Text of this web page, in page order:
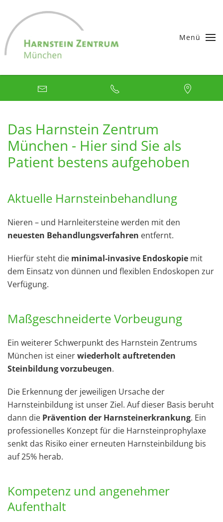
Skip to main content
Menü
Das Harnstein Zentrum
München - Hier sind Sie als
Patient bestens aufgehoben
Aktuelle Harnsteinbehandlung
Nieren – und Harnleitersteine werden mit den
neuesten Behandlungsverfahren entfernt.
Hierfür steht die minimal-invasive Endoskopie mit
dem Einsatz von dünnen und flexiblen Endoskopen zur
Verfügung.
Maßgeschneiderte Vorbeugung
Ein weiterer Schwerpunkt des Harnstein Zentrums
München ist einerwiederholt auftretenden
Steinbildung vorzubeugen.
Die Erkennung der jeweiligen Ursache der
Harnsteinbildung ist unser Ziel. Auf dieser Basis beruht
dann die Prävention der Harnsteinerkrankung. Ein
professionelles Konzept für die Harnsteinprophylaxe
senkt das Risiko einer erneuten Harnsteinbildung bis
auf 25% herab.
Kompetenz und angenehmer
Aufenthalt